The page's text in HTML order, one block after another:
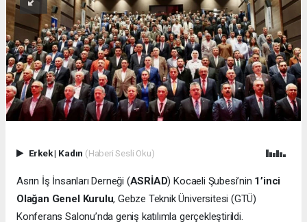
Erkek| Kadın (Haberi Sesli Oku)
Asrın İş İnsanları Derneği (ASRİAD) Kocaeli Şubesi’nin 1’inci
Olağan Genel Kurulu, Gebze Teknik Üniversitesi (GTÜ)
Konferans Salonu’nda geniş katılımla gerçekleştirildi.